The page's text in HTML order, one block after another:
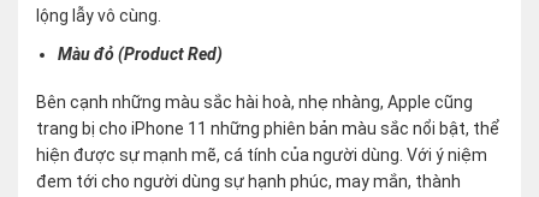
lộng lẫy vô cùng.
Màu đỏ (Product Red)
Bên cạnh những màu sắc hài hoà, nhẹ nhàng, Apple cũng
trang bị cho iPhone 11 những phiên bản màu sắc nổi bật, thể
hiện được sự mạnh mẽ, cá tính của người dùng. Với ý niệm
đem tới cho người dùng sự hạnh phúc, may mắn, thành